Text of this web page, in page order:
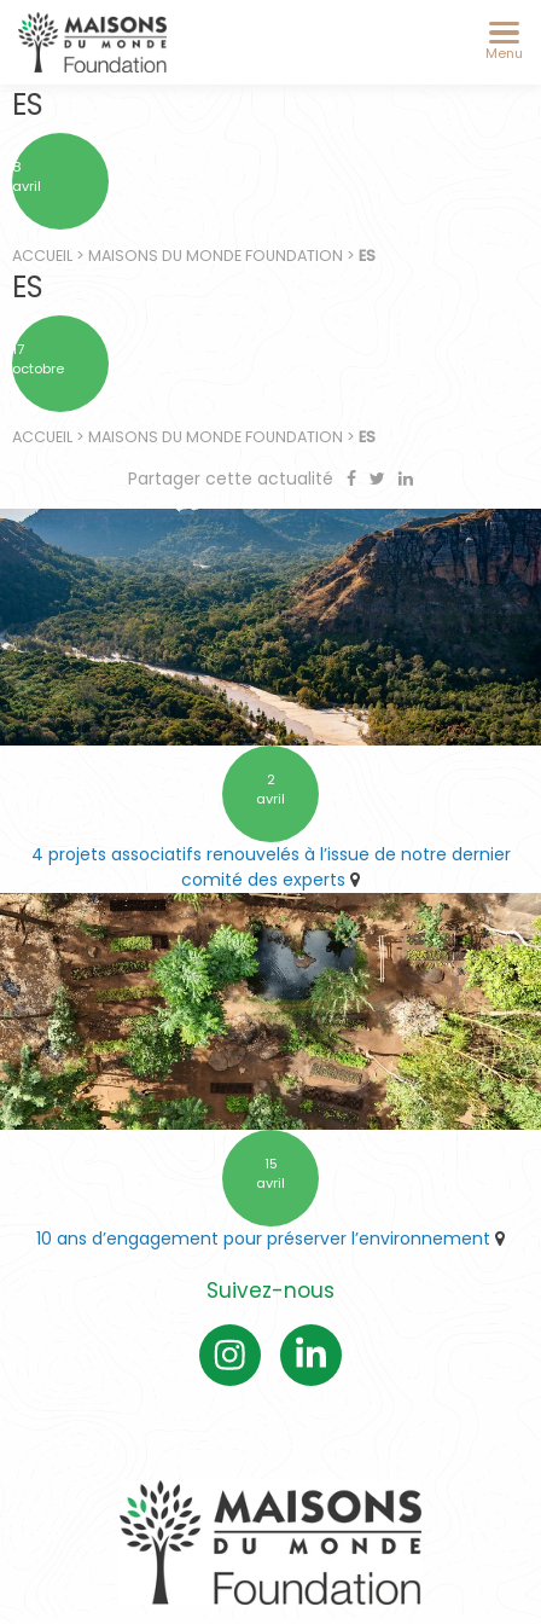
Menu
ES
8
avril
ACCUEIL > MAISONS DU MONDE FOUNDATION > ES
ES
17
octobre
ACCUEIL > MAISONS DU MONDE FOUNDATION > ES
Partager cette actualité
2
avril
4 projets associatifs renouvelés à l’issue de notre dernier
comité des experts
15
avril
10 ans d’engagement pour préserver l’environnement
Suivez-nous